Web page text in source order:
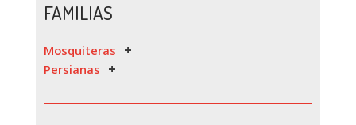
FAMILIAS
Mosquiteras
Persianas